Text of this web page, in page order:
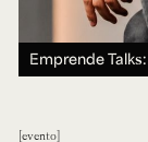
Emprende
evento